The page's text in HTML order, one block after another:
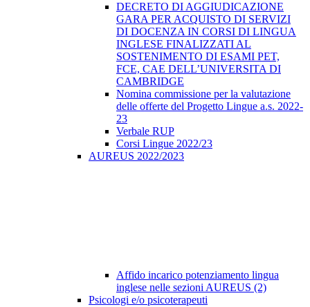
DECRETO DI AGGIUDICAZIONE
GARA PER ACQUISTO DI SERVIZI
DI DOCENZA IN CORSI DI LINGUA
INGLESE FINALIZZATI AL
SOSTENIMENTO DI ESAMI PET,
FCE, CAE DELL’UNIVERSITA DI
CAMBRIDGE
Nomina commissione per la valutazione
delle offerte del Progetto Lingue a.s. 2022-
23
Verbale RUP
Corsi Lingue 2022/23
AUREUS 2022/2023
Affido incarico potenziamento lingua
inglese nelle sezioni AUREUS (2)
Psicologi e/o psicoterapeuti